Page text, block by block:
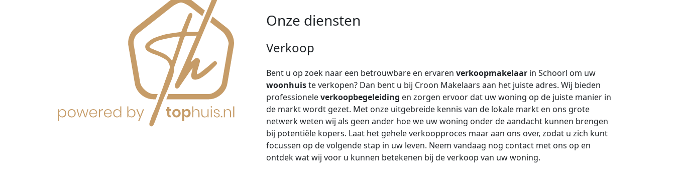
Onze diensten
Verkoop
Bent u op zoek naar een betrouwbare en ervaren verkoopmakelaar in Schoorl om uw
woonhuiste verkopen? Dan bent u bij Croon Makelaars aan het juiste adres. Wij bieden
professioneleverkoopbegeleiding en zorgen ervoor dat uw woning op de juiste manier in
de markt wordt gezet. Met onze uitgebreide kennis van de lokale markt en ons grote
netwerk weten wij als geen ander hoe we uw woning onder de aandacht kunnen brengen
bij potentiële kopers. Laat het gehele verkoopproces maar aan ons over, zodat u zich kunt
focussen op de volgende stap in uw leven. Neem vandaag nog contact met ons op en
ontdek wat wij voor u kunnen betekenen bij de verkoop van uw woning.